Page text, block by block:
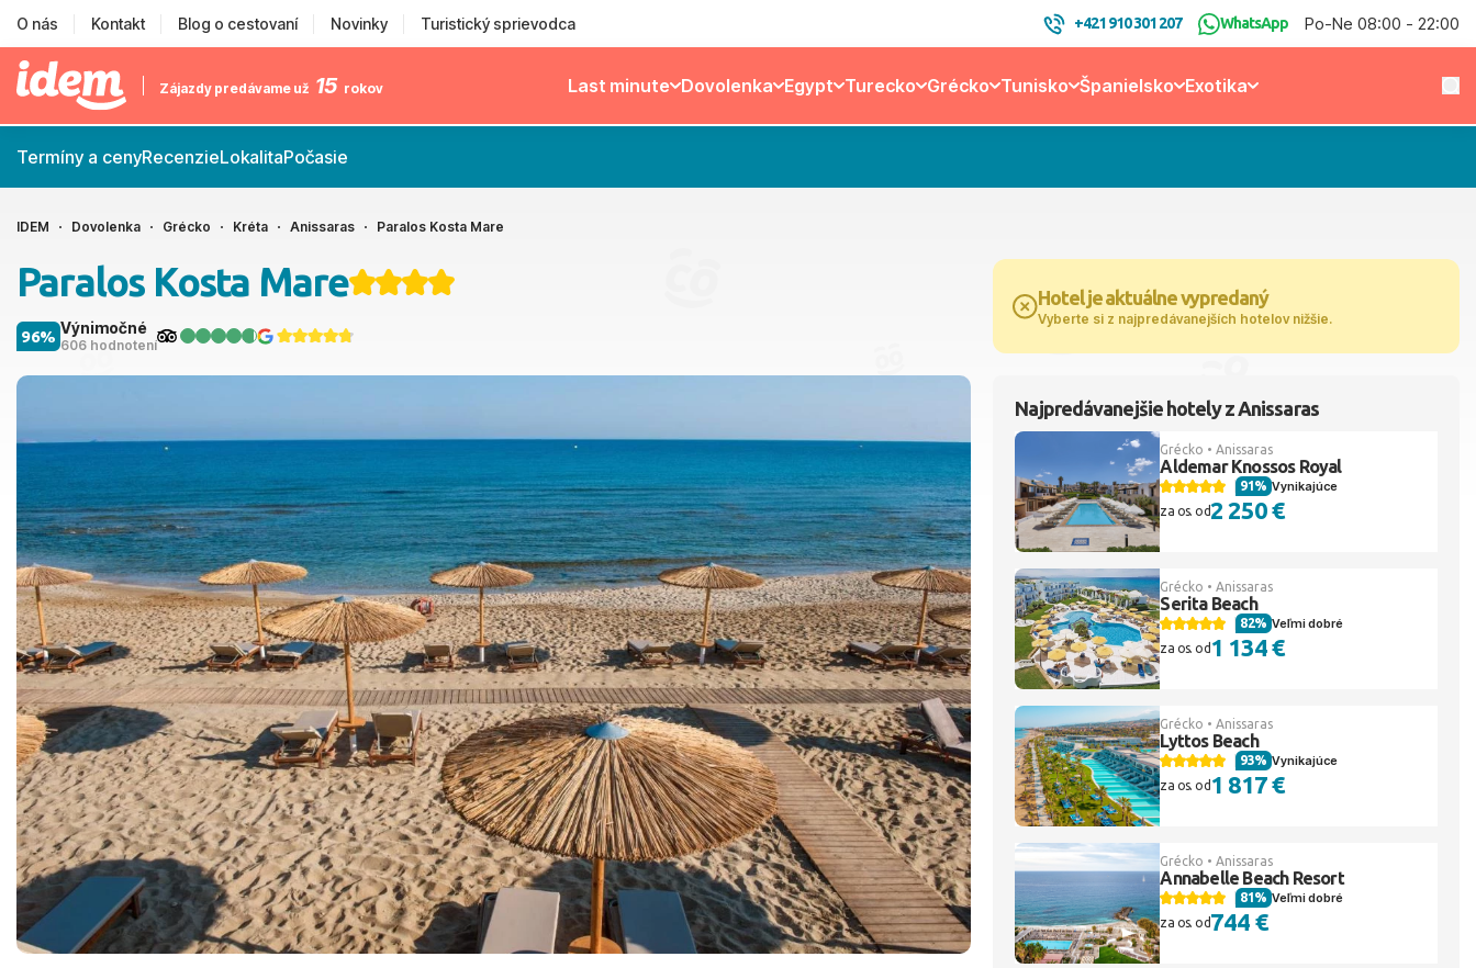
O nás Kontakt Blog o cestovaní Novinky Turistický sprievodca +421 910 301 207 WhatsApp Po-Ne 08:00 - 22:00
Zájazdy predávame už 15 rokov Last minute Dovolenka Egypt Turecko Grécko Tunisko Španielsko Exotika
Termíny a cenyRecenzieLokalitaPočasie
IDEM Dovolenka Grécko Kréta Anissaras Paralos Kosta Mare
Paralos Kosta Mare
Výnimočné
606 hodnotení
96%
Hotel je aktuálne vypredaný
Vyberte si z najpredávanejších hotelov nižšie.
Najpredávanejšie hotely z Anissaras
Grécko • Anissaras
Aldemar Knossos Royal
Vynikajúce
91%
za os. od2 250 €
Grécko • Anissaras
Serita Beach
Veľmi dobré
82%
za os. od1 134 €
Grécko • Anissaras
Lyttos Beach
Vynikajúce
93%
za os. od1 817 €
Grécko • Anissaras
Annabelle Beach Resort
Veľmi dobré
81%
za os. od744 €